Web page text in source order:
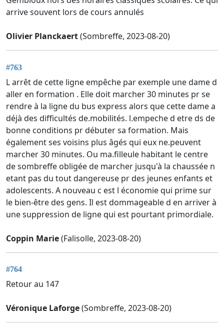
arrive souvent lors de cours annulés
Olivier Planckaert(Sombreffe, 2023-08-20)
#763
L arrêt de cette ligne empêche par exemple une dame d
aller en formation . Elle doit marcher 30 minutes pr se
rendre à la ligne du bus express alors que cette dame a
déjà des difficultés de.mobilités. l.empeche d etre ds de
bonne conditions pr débuter sa formation. Mais
également ses voisins plus âgés qui eux ne.peuvent
marcher 30 minutes. Ou ma.filleule habitant le centre
de sombreffe obligée de marcher jusqu'à la chaussée n
etant pas du tout dangereuse pr des jeunes enfants et
adolescents. A nouveau c est l économie qui prime sur
le bien-être des gens. Il est dommageable d en arriver à
une suppression de ligne qui est pourtant primordiale.
Coppin Marie(Falisolle, 2023-08-20)
#764
Retour au 147
Véronique Laforge(Sombreffe, 2023-08-20)